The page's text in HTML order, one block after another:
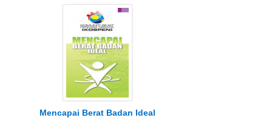
Mencapai Berat Badan Ideal